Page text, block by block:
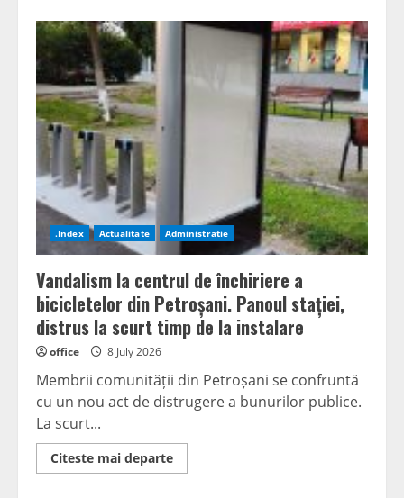
Bărbăteni
.Index Actualitate Administratie
Vandalism la centrul de închiriere a
bicicletelor din Petroșani. Panoul stației,
distrus la scurt timp de la instalare
office 8 July 2026
Membrii comunității din Petroșani se confruntă
cu un nou act de distrugere a bunurilor publice.
La scurt...
Citeste mai departeRead
more